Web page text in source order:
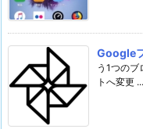
Google
う1つの
トへ変更 ...